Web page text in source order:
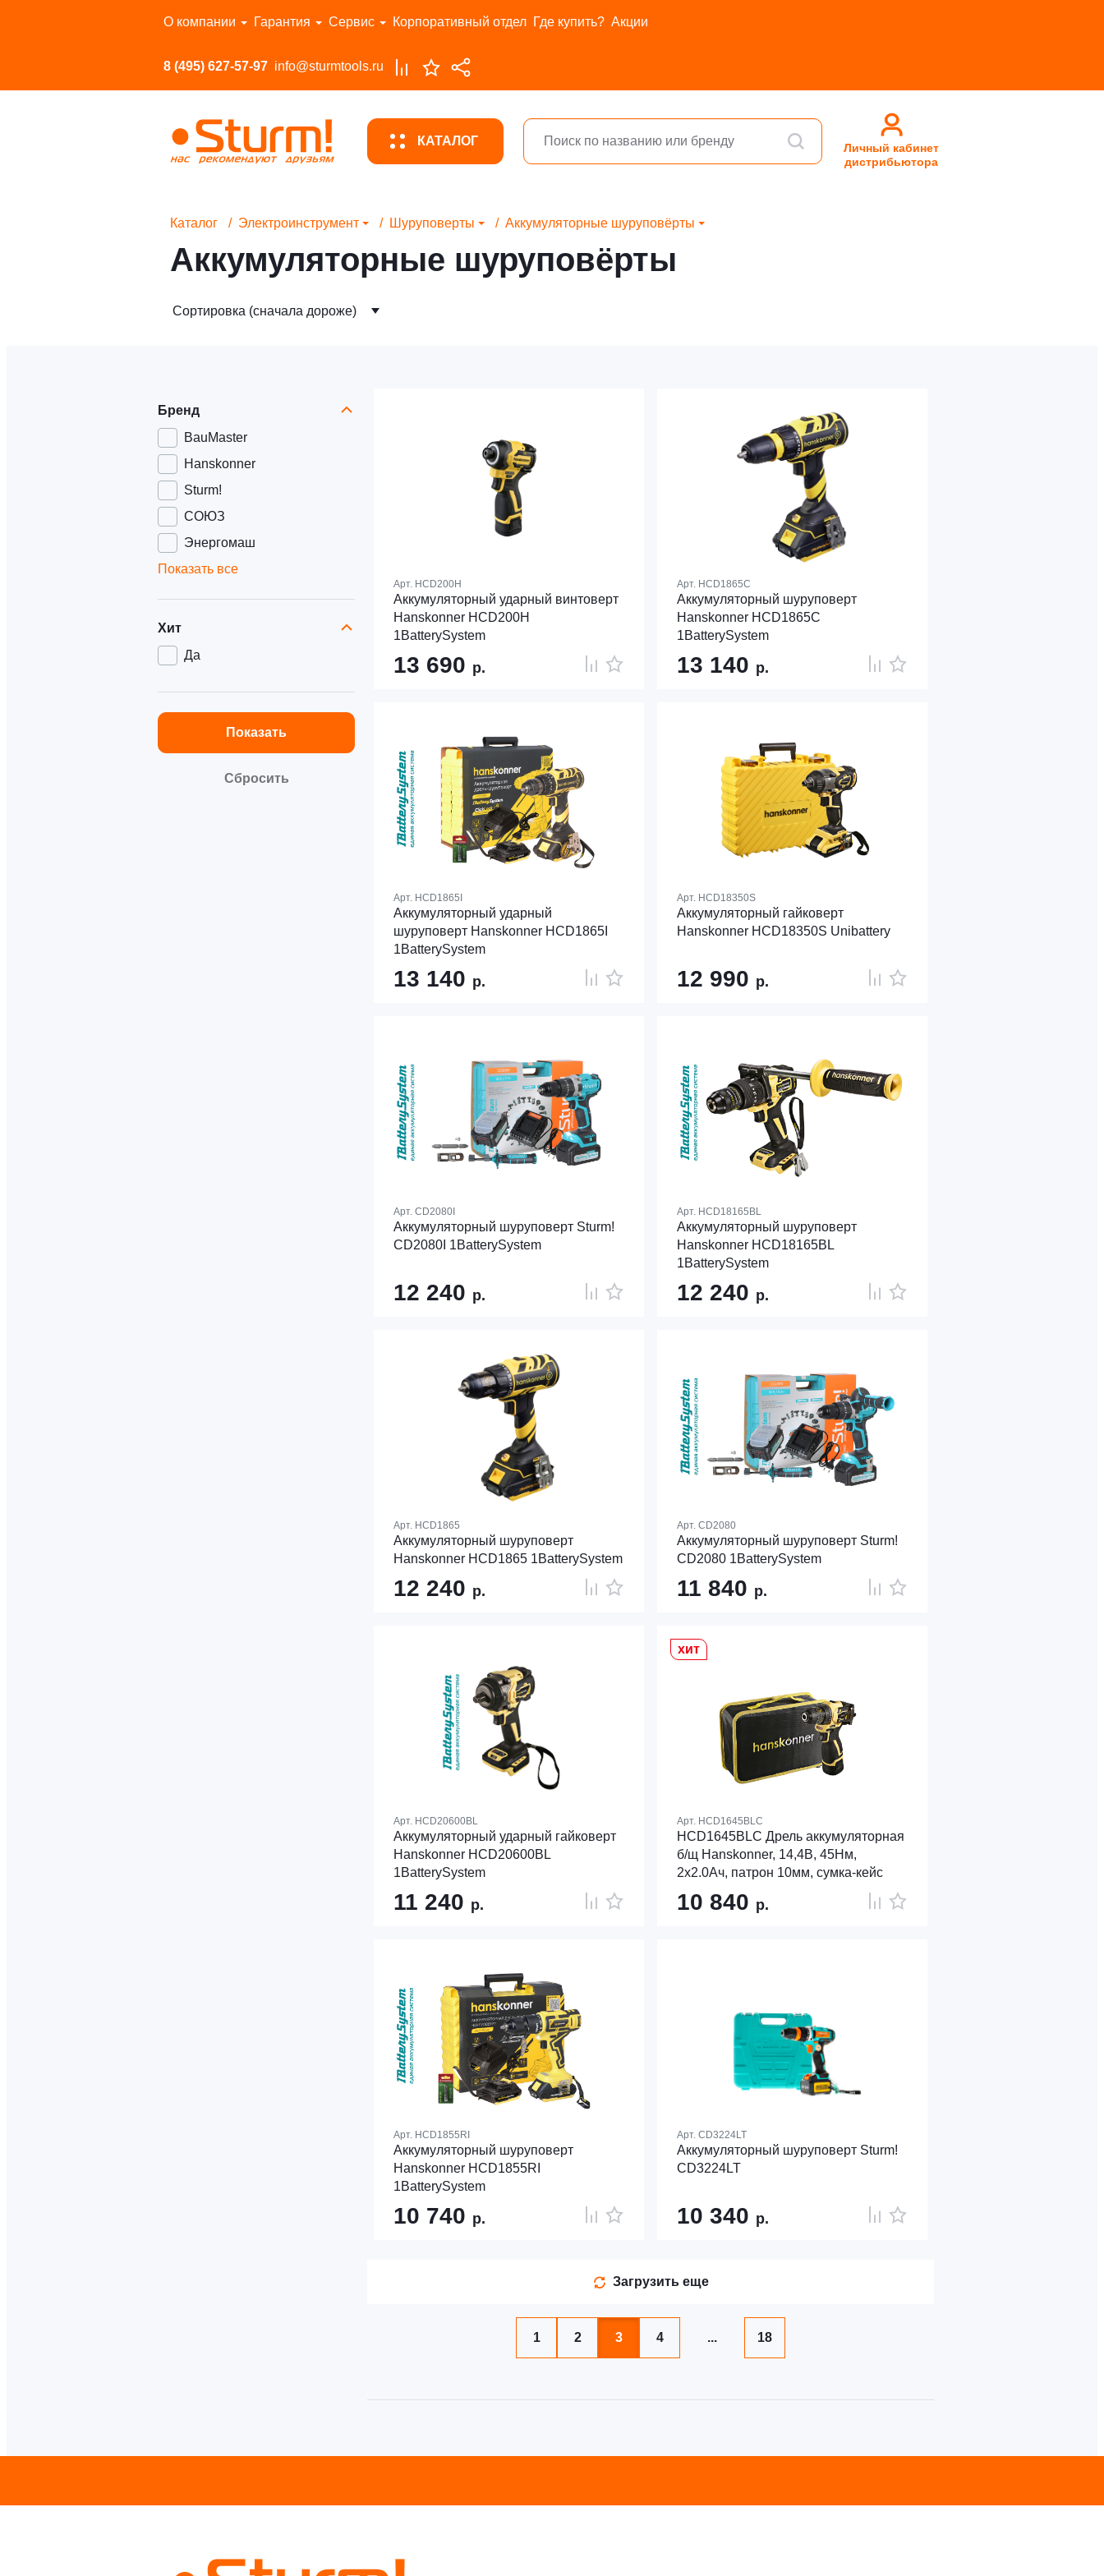
О компании Гарантия Сервис Корпоративный отдел Где купить? Акции
8 (495) 627-57-97 info@sturmtools.ru
КАТАЛОГ
Личный кабинет
дистрибьютора
Перейти в каталог
Каталог Электроинструмент Шуруповерты Аккумуляторные шуруповёрты
Аккумуляторные шуруповёрты
Сортировка (сначала дороже)
Бренд
BauMaster
Hanskonner
Sturm!
СОЮЗ
Энергомаш
Показать все
Хит
Да
Показать
Сбросить
Арт. HCD200H
Аккумуляторный ударный винтоверт
Hanskonner HCD200H
1BatterySystem
13 690 р.
Арт. HCD1865C
Аккумуляторный шуруповерт
Hanskonner HCD1865C
1BatterySystem
13 140 р.
Арт. HCD1865I
Аккумуляторный ударный
шуруповерт Hanskonner HCD1865I
1BatterySystem
13 140 р.
Арт. HCD18350S
Аккумуляторный гайковерт
Hanskonner HCD18350S Unibattery
12 990 р.
Арт. CD2080I
Аккумуляторный шуруповерт Sturm!
CD2080I 1BatterySystem
12 240 р.
Арт. HCD18165BL
Аккумуляторный шуруповерт
Hanskonner HCD18165BL
1BatterySystem
12 240 р.
Арт. HCD1865
Аккумуляторный шуруповерт
Hanskonner HCD1865 1BatterySystem
12 240 р.
Арт. CD2080
Аккумуляторный шуруповерт Sturm!
CD2080 1BatterySystem
11 840 р.
Арт. HCD20600BL
Аккумуляторный ударный гайковерт
Hanskonner HCD20600BL
1BatterySystem
11 240 р.
хит
Арт. HCD1645BLC
HCD1645BLC Дрель аккумуляторная
б/щ Hanskonner, 14,4В, 45Нм,
2х2.0Ач, патрон 10мм, сумка-кейс
10 840 р.
Арт. HCD1855RI
Аккумуляторный шуруповерт
Hanskonner HCD1855RI
1BatterySystem
10 740 р.
Арт. CD3224LT
Аккумуляторный шуруповерт Sturm!
CD3224LT
10 340 р.
Загрузить еще
1 2 3 4 ... 18